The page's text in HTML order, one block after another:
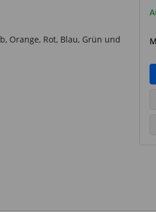
Orange, Rot, Blau, Grün und